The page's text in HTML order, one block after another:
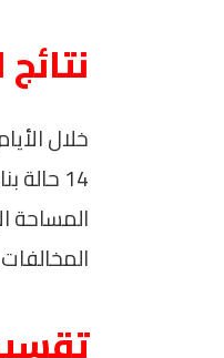
خلال
14